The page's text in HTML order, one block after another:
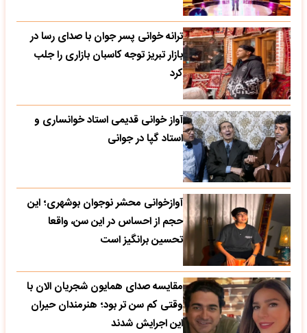
ترانه خوانی پسر جوان با صدای رسا در
بازار تبریز توجه کاسبان بازاری را جلب
کرد
آواز خوانی قدیمی استاد خوانساری و
استاد گپا در جوانی
آوازخوانی محشر نوجوان بوشهری؛ این
حجم از احساس در این سن، واقعا
تحسین‌ برانگیز است
مقایسه صدای همایون شجریان الان با
وقتی کم سن تر بود؛ هنرمندان حیران
این اجرایش شدند